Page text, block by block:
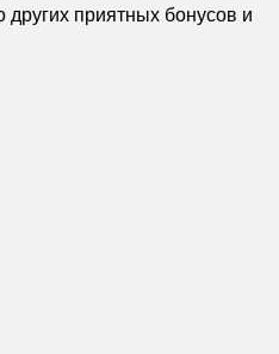
приятных бонусов и